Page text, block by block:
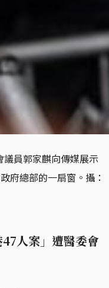
員郭家麒向傳媒展示
府總部的一扇窗。攝：
47人案 」遭醫委會